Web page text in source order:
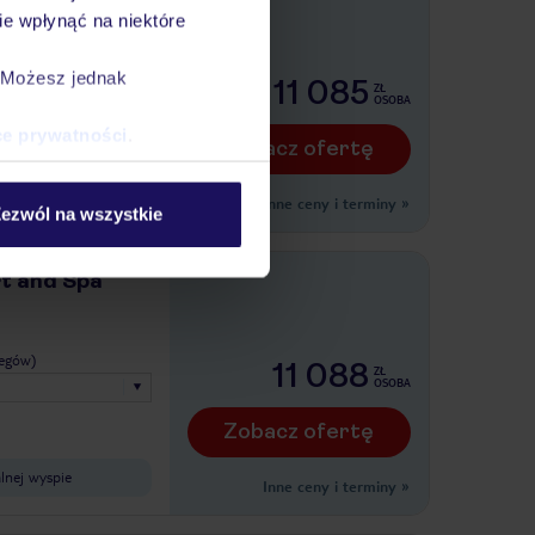
wpłynąć na niektóre
jednak
prywatności
na wszystkie
11 085 ZŁ
OSOBA
Zobacz ofertę
Inne ceny i terminy »
and Spa
wyspie
11 088 ZŁ
OSOBA
Zobacz ofertę
Inne ceny i terminy »